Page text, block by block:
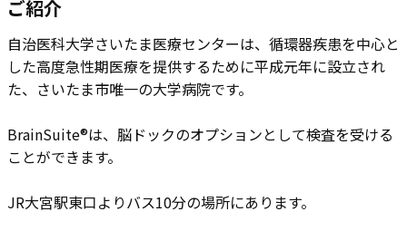
ご紹介
自治医科大学さいたま医療センターは、循環器疾患を中心と
した高度急性期医療を提供するために平成元年に設立され
た、さいたま市唯一の大学病院です。
BrainSuite®は、脳ドックのオプションとして検査を受ける
ことができます。
JR大宮駅東口よりバス10分の場所にあります。